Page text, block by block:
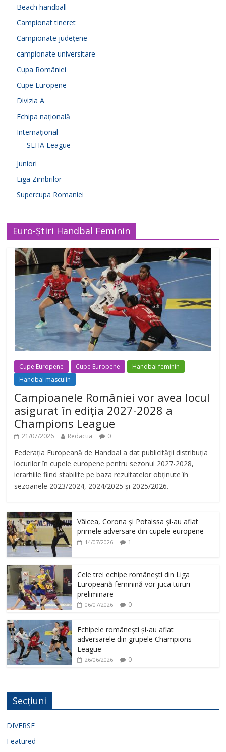
Beach handball
Campionat tineret
Campionate județene
campionate universitare
Cupa României
Cupe Europene
Divizia A
Echipa națională
Internațional
SEHA League
Juniori
Liga Zimbrilor
Supercupa Romaniei
Euro-Știri Handbal Feminin
Cupe Europene Cupe Europene
Handbal feminin
Handbal masculin
Campioanele României vor avea locul
asigurat în ediția 2027-2028 a
Champions League
21/07/2026 Redactia 0
Federația Europeană de Handbal a dat publicității distribuția
locurilor în cupele europene pentru sezonul 2027-2028,
ierarhiile fiind stabilite pe baza rezultatelor obținute în
sezoanele 2023/2024, 2024/2025 și 2025/2026.
Vâlcea, Corona și Potaissa și-au aflat
primele adversare din cupele europene
14/07/2026 1
Cele trei echipe românești din Liga
Europeană feminină vor juca tururi
preliminare
06/07/2026 0
Echipele românești și-au aflat
adversarele din grupele Champions
League
26/06/2026 0
Secțiuni
DIVERSE
Featured